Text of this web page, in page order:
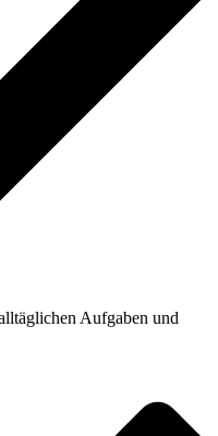
Aufgaben und